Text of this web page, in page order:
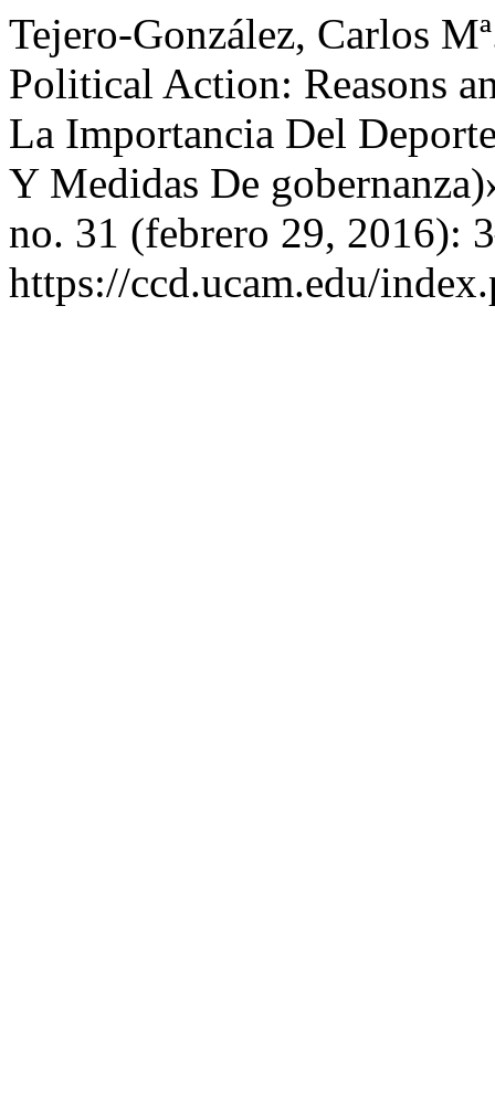
Tejero-González, Carlos
Political Action: Reasons
La Importancia Del
Y Medidas De
no. 31 (febrero 29, 2016):
https://ccd.ucam.edu/